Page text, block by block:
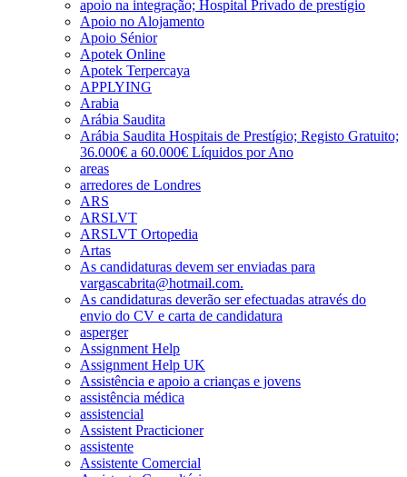
apoio na integração; Hospital Privado de prestígio
Apoio no Alojamento
Apoio Sénior
Apotek Online
Apotek Terpercaya
APPLYING
Arabia
Arábia Saudita
Arábia Saudita Hospitais de Prestígio; Registo Gratuito;
36.000€ a 60.000€ Líquidos por Ano
areas
arredores de Londres
ARS
ARSLVT
ARSLVT Ortopedia
Artas
As candidaturas devem ser enviadas para
vargascabrita@hotmail.com.
As candidaturas deverão ser efectuadas através do
envio do CV e carta de candidatura
asperger
Assignment Help
Assignment Help UK
Assistência e apoio a crianças e jovens
assistência médica
assistencial
Assistent Practicioner
assistente
Assistente Comercial